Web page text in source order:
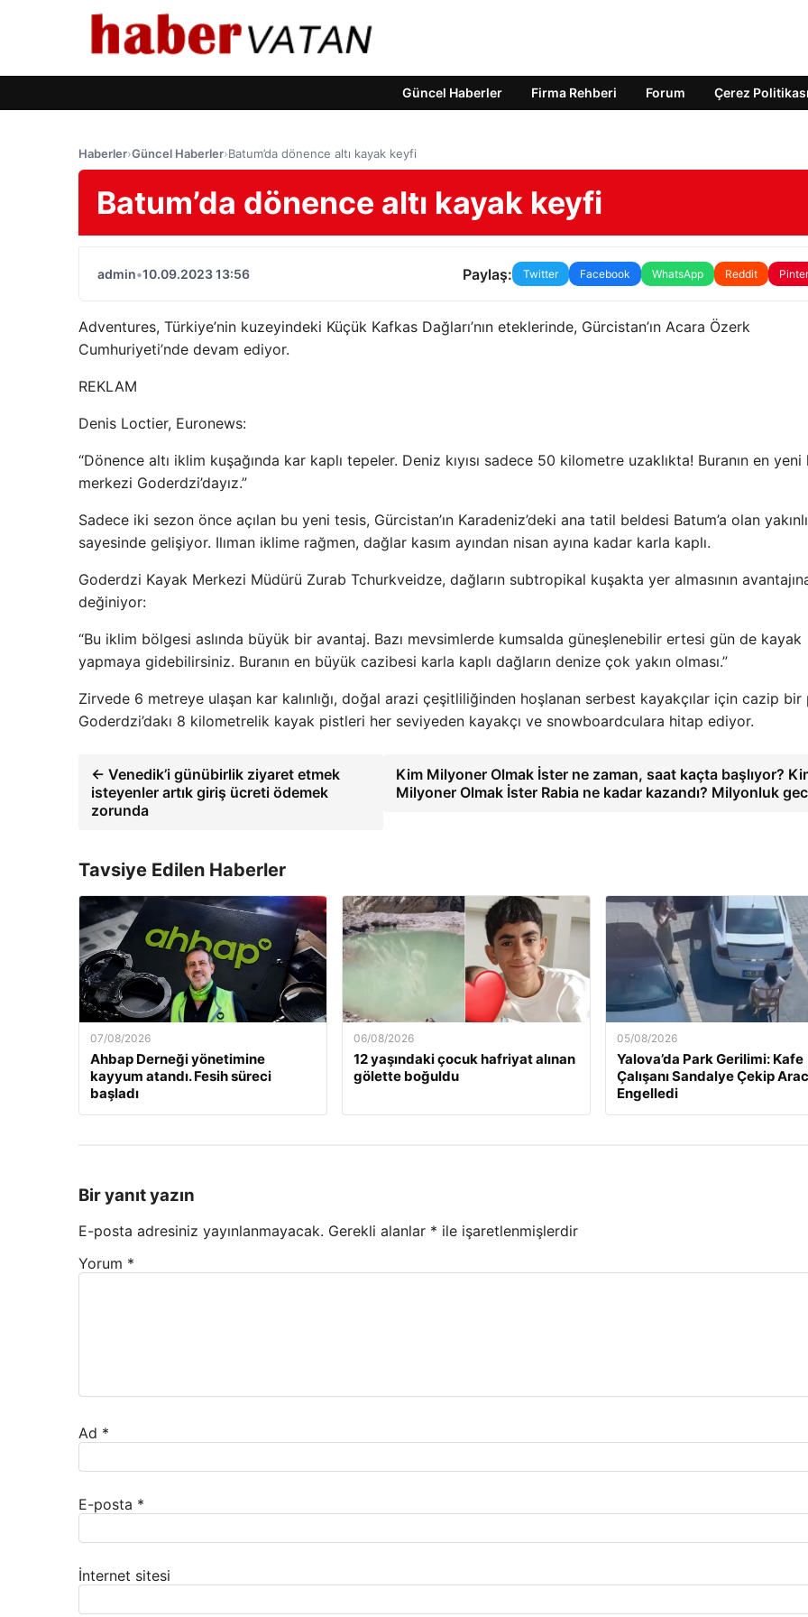
Güncel Haberler Firma Rehberi Forum Çerez Politikası
Haberler›Güncel Haberler›Batum’da dönence altı kayak keyfi
Batum’da dönence altı kayak keyfi
admin•10.09.2023 13:56 Paylaş: Twitter Facebook WhatsApp Reddit
Adventures, Türkiye’nin kuzeyindeki Küçük Kafkas Dağları’nın eteklerinde, Gürcistan’ın Acara Özerk
Cumhuriyeti’nde devam ediyor.
REKLAM
Denis Loctier, Euronews:
“Dönence altı iklim kuşağında kar kaplı tepeler. Deniz kıyısı sadece 50 kilometre uzaklıkta! Buranın en
merkezi Goderdzi’dayız.”
Sadece iki sezon önce açılan bu yeni tesis, Gürcistan’ın Karadeniz’deki ana tatil beldesi Batum’a olan
sayesinde gelişiyor. Ilıman iklime rağmen, dağlar kasım ayından nisan ayına kadar karla kaplı.
Goderdzi Kayak Merkezi Müdürü Zurab Tchurkveidze, dağların subtropikal kuşakta yer almasının
değiniyor:
“Bu iklim bölgesi aslında büyük bir avantaj. Bazı mevsimlerde kumsalda güneşlenebilir ertesi gün de kayak
yapmaya gidebilirsiniz. Buranın en büyük cazibesi karla kaplı dağların denize çok yakın olması.”
Zirvede 6 metreye ulaşan kar kalınlığı, doğal arazi çeşitliliğinden hoşlanan serbest kayakçılar için cazip bir
Goderdzi’dakı 8 kilometrelik kayak pistleri her seviyeden kayakçı ve snowboardculara hitap ediyor.
← Venedik’i günübirlik ziyaret etmek
isteyenler artık giriş ücreti ödemek
zorunda
Kim Milyoner Olmak İster ne zaman, saat kaçta başlıyor?
Milyoner Olmak İster Rabia ne kadar kazandı? Milyonluk
Tavsiye Edilen Haberler
07/08/2026
Ahbap Derneği yönetimine
kayyum atandı. Fesih süreci
başladı
06/08/2026
12 yaşındaki çocuk hafriyat alınan
gölette boğuldu
05/08/2026
Yalova’da Park Gerilimi: Kafe
Çalışanı Sandalye Çekip
Engelledi
Bir yanıt yazın
E-posta adresiniz yayınlanmayacak. Gerekli alanlar * ile işaretlenmişlerdir
Yorum *
Ad *
E-posta *
İnternet sitesi